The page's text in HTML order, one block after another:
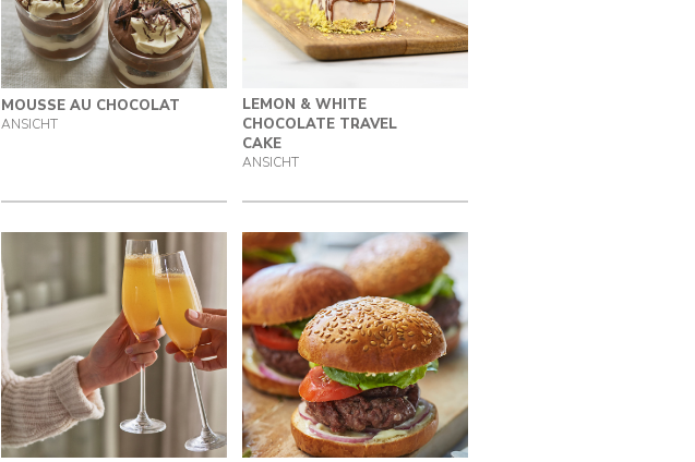
MOUSSE AU CHOCOLAT
ANSICHT
LEMON & WHITE
CHOCOLATE TRAVEL
CAKE
ANSICHT